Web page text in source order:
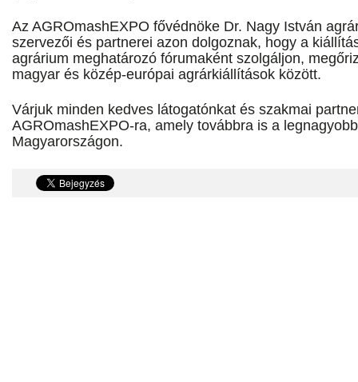
Az AGROmashEXPO fővédnöke Dr. Nagy István
szervezői és partnerei azon dolgoznak, hogy a
agrárium meghatározó fórumaként szolgáljon,
magyar és közép-európai agrárkiállítások között.
Várjuk minden kedves látogatónkat és szakmai
AGROmashEXPO-ra, amely továbbra is a
Magyarországon.